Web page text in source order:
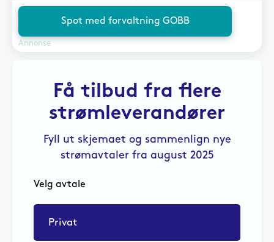
Spot med forvaltning GOBB
Annonse
Få tilbud fra flere
strømleverandører
Fyll ut skjemaet og sammenlign nye
strømavtaler fra august 2025
Velg avtale
Privat